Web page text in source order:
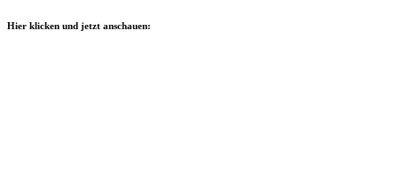
Hier klicken und jetzt anschauen: